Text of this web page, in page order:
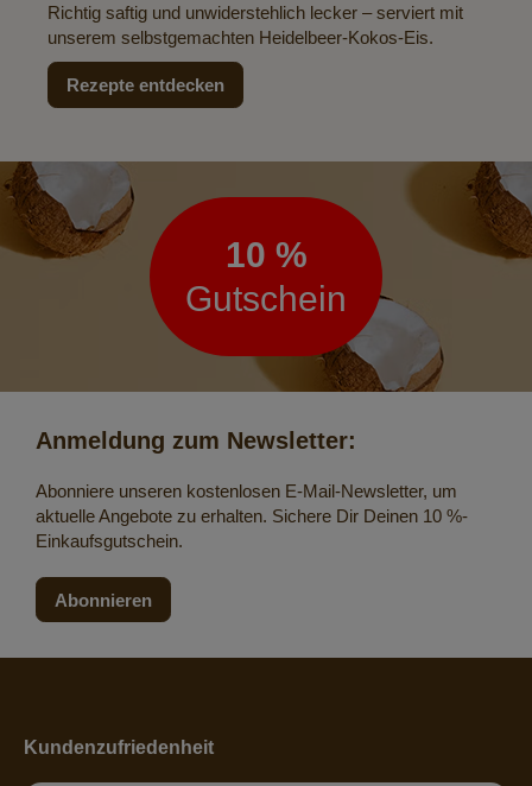
Richtig saftig und unwiderstehlich lecker – serviert mit
unserem selbstgemachten Heidelbeer-Kokos-Eis.
Rezepte entdecken
Newsletter
10 %
Gutschein
Anmeldung zum Newsletter:
Abonniere unseren kostenlosen E-Mail-Newsletter, um
aktuelle Angebote zu erhalten. Sichere Dir Deinen 10 %-
Einkaufsgutschein.
Abonnieren
Kundenzufriedenheit